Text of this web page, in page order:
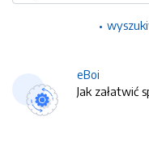
eBoi
Jak załatwić